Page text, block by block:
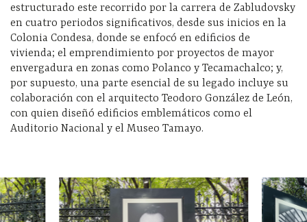
estructurado este recorrido por la carrera de Zabludovsky
en cuatro periodos significativos, desde sus inicios en la
Colonia Condesa, donde se enfocó en edificios de
vivienda; el emprendimiento por proyectos de mayor
envergadura en zonas como Polanco y Tecamachalco; y,
por supuesto, una parte esencial de su legado incluye su
colaboración con el arquitecto Teodoro González de León,
con quien diseñó edificios emblemáticos como el
Auditorio Nacional y el Museo Tamayo.